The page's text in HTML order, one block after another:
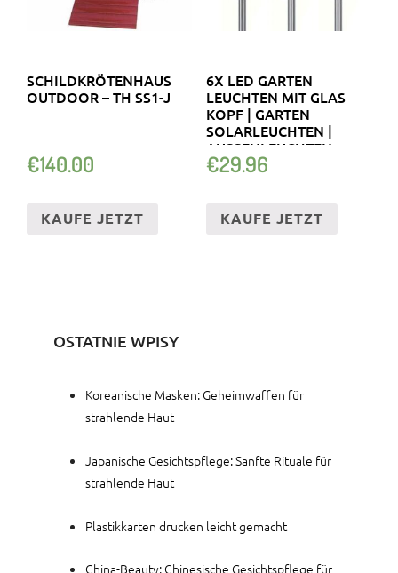
SCHILDKRÖTENHAUS
OUTDOOR – TH SS1-J
€140.00
KAUFE JETZT
6X LED GARTEN
LEUCHTEN MIT GLAS
KOPF | GARTEN
SOLARLEUCHTEN |
AUSSENLEUCHTEN
€29.96
KAUFE JETZT
OSTATNIE WPISY
Koreanische Masken: Geheimwaffen für
strahlende Haut
Japanische Gesichtspflege: Sanfte Rituale für
strahlende Haut
Plastikkarten drucken leicht gemacht
China-Beauty: Chinesische Gesichtspflege für